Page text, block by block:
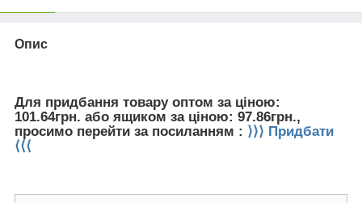
Опис
Для придбання товару оптом за ціною:
101.64грн. або ящиком за ціною: 97.86грн.,
просимо перейти за посиланням : ⟩⟩⟩ Придбати
⟨⟨⟨